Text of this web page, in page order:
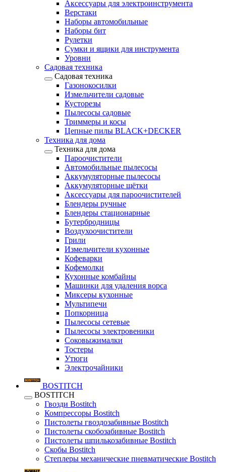
Аксессуары для электроинструмента
Верстаки
Наборы автомобильные
Наборы бит
Рулетки
Сумки и ящики для инструмента
Уровни
Садовая техника
Садовая техника
Газонокосилки
Измельчители садовые
Кусторезы
Пылесосы садовые
Триммеры и косы
Цепные пилы BLACK+DECKER
Техника для дома
Техника для дома
Пароочистители
Автомобильные пылесосы
Аккумуляторные пылесосы
Аккумуляторные щётки
Аксессуары для пароочистителей
Блендеры ручные
Блендеры стационарные
Бутербродницы
Воздухоочистители
Грили
Измельчители кухонные
Кофеварки
Кофемолки
Кухонные комбайны
Машинки для удаления ворса
Миксеры кухонные
Мультипечи
Попкорница
Пылесосы сетевые
Пылесосы электровеники
Соковыжималки
Тостеры
Утюги
Электрочайники
BOSTITCH
BOSTITCH
Гвозди Bostitch
Компрессоры Bostitch
Пистолеты гвоздозабивные Bostitch
Пистолеты скобозабивные Bostitch
Пистолеты шпилькозабивные Bostitch
Скобы Bostitch
Степлеры механические пневматические Bostitch